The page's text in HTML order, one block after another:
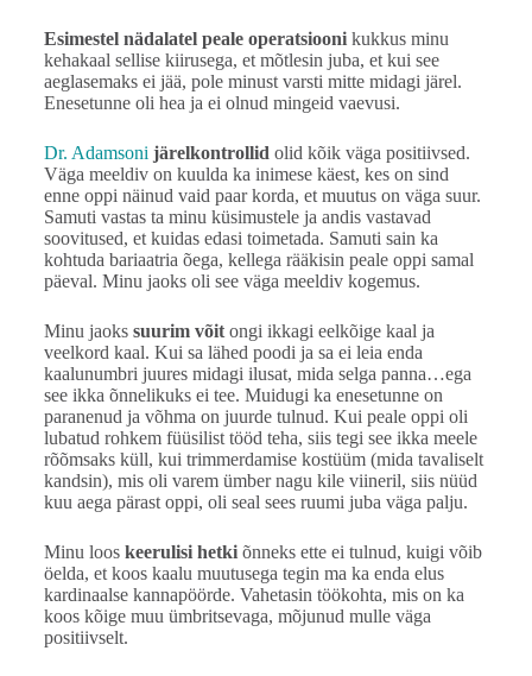
Esimestel nädalatel peale operatsioonikukkus minu
kehakaal sellise kiirusega, et mõtlesin juba, et kui see
aeglasemaks ei jää, pole minust varsti mitte midagi järel.
Enesetunne oli hea ja ei olnud mingeid vaevusi.
Dr. Adamsoni järelkontrollid olid kõik väga positiivsed.
Väga meeldiv on kuulda ka inimese käest, kes on sind
enne oppi näinud vaid paar korda, et muutus on väga suur.
Samuti vastas ta minu küsimustele ja andis vastavad
soovitused, et kuidas edasi toimetada. Samuti sain ka
kohtuda bariaatria õega, kellega rääkisin peale oppi samal
päeval. Minu jaoks oli see väga meeldiv kogemus.
Minu jaoks suurim võitongi ikkagi eelkõige kaal ja
veelkord kaal. Kui sa lähed poodi ja sa ei leia enda
kaalunumbri juures midagi ilusat, mida selga panna…ega
see ikka õnnelikuks ei tee. Muidugi ka enesetunne on
paranenud ja võhma on juurde tulnud. Kui peale oppi oli
lubatud rohkem füüsilist tööd teha, siis tegi see ikka meele
rõõmsaks küll, kui trimmerdamise kostüüm (mida tavaliselt
kandsin), mis oli varem ümber nagu kile viineril, siis nüüd
kuu aega pärast oppi, oli seal sees ruumi juba väga palju.
Minu loos keerulisi hetkiõnneks ette ei tulnud, kuigi võib
öelda, et koos kaalu muutusega tegin ma ka enda elus
kardinaalse kannapöörde. Vahetasin töökohta, mis on ka
koos kõige muu ümbritsevaga, mõjunud mulle väga
positiivselt.